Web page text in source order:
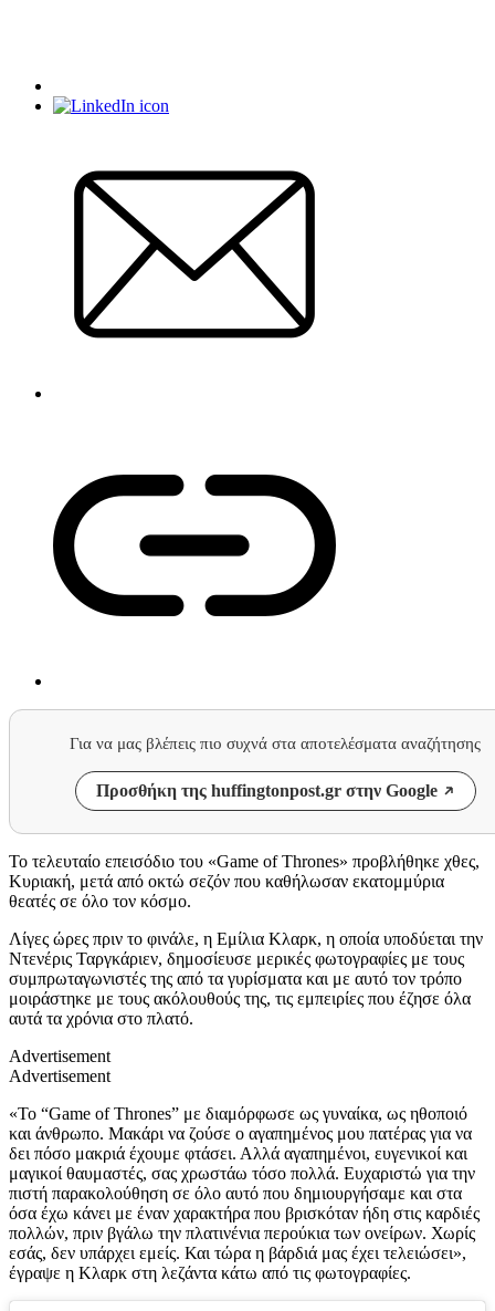
Για να μας βλέπεις πιο συχνά στα αποτελέσματα αναζήτησης
Προσθήκη της huffingtonpost.gr στην Google
Το τελευταίο επεισόδιο του «Game of Thrones» προβλήθηκε χθες,
Κυριακή, μετά από οκτώ σεζόν που καθήλωσαν εκατομμύρια
θεατές σε όλο τον κόσμο.
Λίγες ώρες πριν το φινάλε, η Εμίλια Κλαρκ, η οποία υποδύεται την
Ντενέρις Ταργκάριεν, δημοσίευσε μερικές φωτογραφίες με τους
συμπρωταγωνιστές της από τα γυρίσματα και με αυτό τον τρόπο
μοιράστηκε με τους ακόλουθούς της, τις εμπειρίες που έζησε όλα
αυτά τα χρόνια στο πλατό.
Advertisement
Advertisement
«Το “Game of Thrones” με διαμόρφωσε ως γυναίκα, ως ηθοποιό
και άνθρωπο. Μακάρι να ζούσε ο αγαπημένος μου πατέρας για να
δει πόσο μακριά έχουμε φτάσει. Αλλά αγαπημένοι, ευγενικοί και
μαγικοί θαυμαστές, σας χρωστάω τόσο πολλά. Ευχαριστώ για την
πιστή παρακολούθηση σε όλο αυτό που δημιουργήσαμε και στα
όσα έχω κάνει με έναν χαρακτήρα που βρισκόταν ήδη στις καρδιές
πολλών, πριν βγάλω την πλατινένια περούκια των ονείρων. Χωρίς
εσάς, δεν υπάρχει εμείς. Και τώρα η βάρδιά μας έχει τελειώσει»,
έγραψε η Κλαρκ στη λεζάντα κάτω από τις φωτογραφίες.